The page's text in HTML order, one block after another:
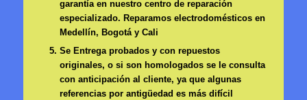
garantía en nuestro centro de reparación
especializado. Reparamos electrodomésticos en
Medellín, Bogotá y Cali
Se Entrega probados y con repuestos
originales, o si son homologados se le consulta
con anticipación al cliente, ya que algunas
referencias por antigüedad es más difícil